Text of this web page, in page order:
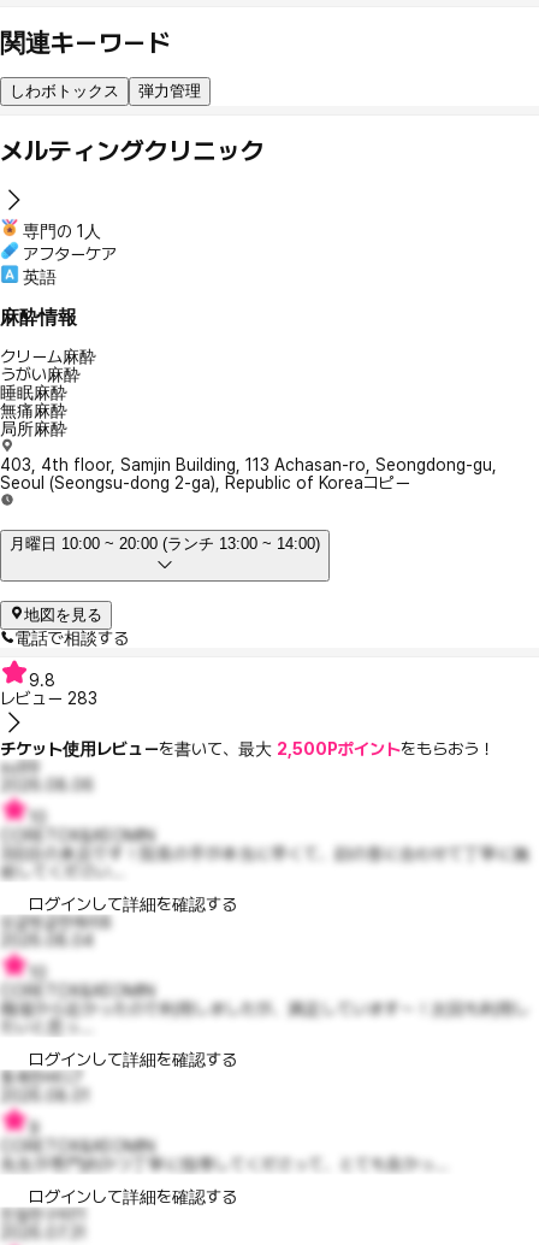
関連キーワード
しわボトックス 弾力管理
メルティングクリニック
専門の 1人
アフターケア
英語
麻酔情報
クリーム麻酔
うがい麻酔
睡眠麻酔
無痛麻酔
局所麻酔
403, 4th floor, Samjin Building, 113 Achasan-ro, Seongdong-gu,
Seoul (Seongsu-dong 2-ga), Republic of Koreaコピー
月曜日 10:00 ~ 20:00 (ランチ 13:00 ~ 14:00)
地図を見る
電話で相談する
9.8
レビュー 283
チケット使用レビューを書いて、最大 2,500Pポイントをもらおう！
su99
2026.08.06
CORETOX&XEOMIN
3回目の来店です！院長の手が本当に早くて、顔の形に合わせて丁寧に施
術してください...
ログインして詳細を確認する
싱글벙글한메리8
2026.08.04
CORETOX&XEOMIN
職場から近かったので利用しましたが、満足しています～！次回も利用し
ログインして詳細を確認する
통쾌한버디7
2026.08.01
9
CORETOX&XEOMIN
先生が専門的かつ丁寧に指導してくださって、とても良かっ...
ログインして詳細を確認する
친절한구피11
2026.07.31